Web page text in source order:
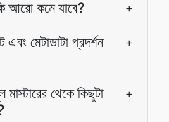
আরো কমে যাবে? +
মেটাডাটা প্রদর্শন
+
থেকে কিছুটা
+